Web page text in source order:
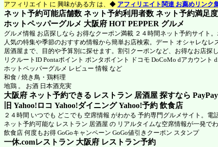
アフィリエイト に 興味がある方 は、◆ アフィリエイト関連 お薦めリンク
ネット予約可能店舗数 ネット予約利用者数 ネット予約満足
ホットペッパーグルメ 大阪府 HOT PEPPER グルメ
グルメ情報 お店探しなら お得なクーポン満載 ２４時間ネット予約サイト
人気の特集や季節のおすすめ情報から簡単お店検索。デート オシャレなレ
居酒屋まで、目的や予算別に探せます。割引クーポンなど、お得なお店探
リクルートID Pontaポイント ポンタポイント ドコモ DoCoMo dアカウント
ホットペッパーグルメ レビュー 情報 など
和食 / 焼き鳥・鶏料理
地鶏 。 お酒 日本酒充実
大阪府 ネット予約できる レストラン 居酒屋 探すなら
旧 Yahoo!ロコ Yahoo!ダイニング Yahoo!予約 飲食店
２４時間 いつでも どこでも 空席情報 がわかる 予約専門グルメサイト。電
ネット予約可能な レストラン 居酒屋 の リアルタイムな空席情報が一発で
飲食店 何度もお得 GoGoキャンペーン GoGo値引きクーポン スタンプ
一休.comレストラン 大阪府 レストラン予約